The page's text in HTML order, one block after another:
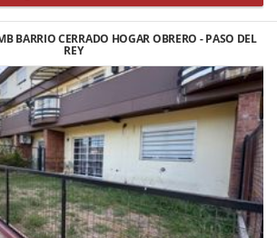
BARRIO CERRADO HOGAR OBRERO - PASO DEL
REY